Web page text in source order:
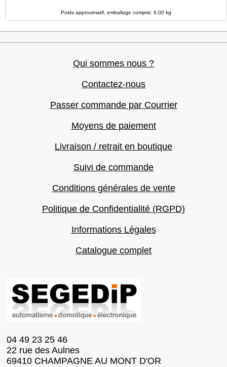
Poids approximatif, emballage compris: 6.00 kg
Qui sommes nous ?
Contactez-nous
Passer commande par Courrier
Moyens de paiement
Livraison / retrait en boutique
Suivi de commande
Conditions générales de vente
Politique de Confidentialité (RGPD)
Informations Légales
Catalogue complet
04 49 23 25 46
22 rue des Aulnes
69410 CHAMPAGNE AU MONT D'OR